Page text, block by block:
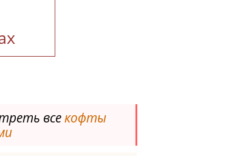
всекофты